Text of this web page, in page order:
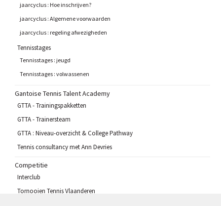
jaarcyclus : Hoe inschrijven?
jaarcyclus : Algemene voorwaarden
jaarcyclus : regeling afwezigheden
Tennisstages
Tennisstages : jeugd
Tennisstages : volwassenen
Gantoise Tennis Talent Academy
GTTA - Trainingspakketten
GTTA - Trainersteam
GTTA : Niveau-overzicht & College Pathway
Tennis consultancy met Ann Devries
Competitie
Interclub
Tornooien Tennis Vlaanderen